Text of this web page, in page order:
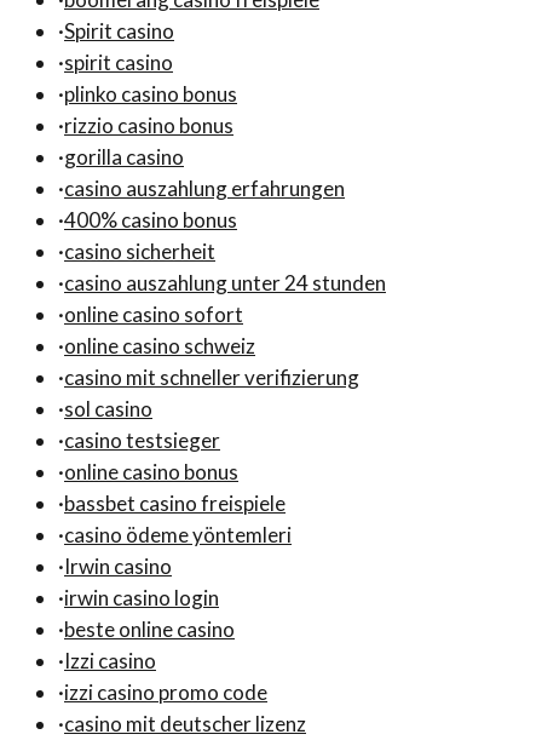
·Spirit casino
·spirit casino
·plinko casino bonus
·rizzio casino bonus
·gorilla casino
·casino auszahlung erfahrungen
·400% casino bonus
·casino sicherheit
·casino auszahlung unter 24 stunden
·online casino sofort
·online casino schweiz
·casino mit schneller verifizierung
·sol casino
·casino testsieger
·online casino bonus
·bassbet casino freispiele
·casino ödeme yöntemleri
·Irwin casino
·irwin casino login
·beste online casino
·Izzi casino
·izzi casino promo code
·casino mit deutscher lizenz